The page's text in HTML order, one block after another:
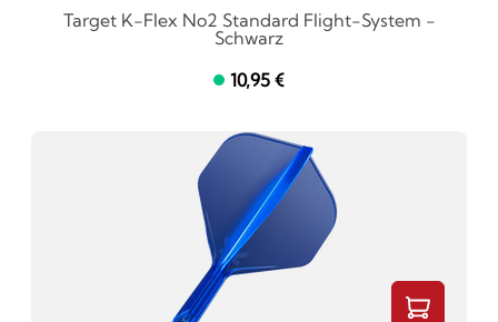
Target K-Flex No2 Standard Flight-System -
Schwarz
10,95 €